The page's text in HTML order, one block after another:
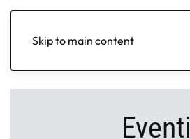
Skip to main content
Eventi